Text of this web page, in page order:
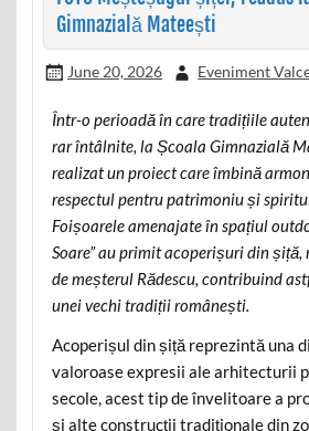
Gimnazială Mateești
June 20, 2026 Eveniment
Într-o perioadă în care tradițiile
rar întâlnite, la Școala Gimnazială
realizat un proiect care îmbină
respectul pentru patrimoniu și
Foișoarele amenajate în spațiul
Soare” au primit acoperișuri din șiță,
de meșterul Rădescu, contribuind
unei vechi tradiții românești.
Acoperișul din șiță reprezintă una
valoroase expresii ale arhitecturii
secole, acest tip de învelitoare a
și alte construcții tradiționale din